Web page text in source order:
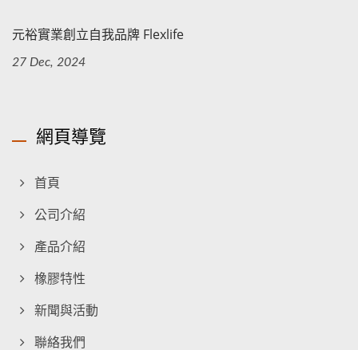
元裕實業創立自我品牌 Flexlife
27 Dec, 2024
網頁導覽
首頁
公司介紹
產品介紹
橡膠特性
新聞與活動
聯絡我們